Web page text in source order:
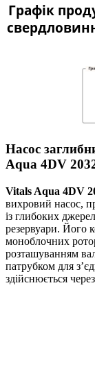
Графік
Насос
Aqua 4DV
Vitals Aqua 4DV
вихровий насос,
із глибоких
резервуари. Його
моноблочних
розташуванням
патрубком для
здійснюється